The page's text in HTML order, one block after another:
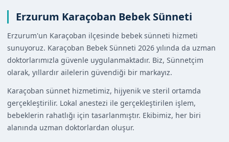
Erzurum Karaçoban Bebek Sünneti
Erzurum'un Karaçoban ilçesinde bebek sünneti hizmeti
sunuyoruz. Karaçoban Bebek Sünneti 2026 yılında da uzman
doktorlarımızla güvenle uygulanmaktadır. Biz, Sünnetçim
olarak, yıllardır ailelerin güvendiği bir markayız.
Karaçoban sünnet hizmetimiz, hijyenik ve steril ortamda
gerçekleştirilir. Lokal anestezi ile gerçekleştirilen işlem,
bebeklerin rahatlığı için tasarlanmıştır. Ekibimiz, her biri
alanında uzman doktorlardan oluşur.